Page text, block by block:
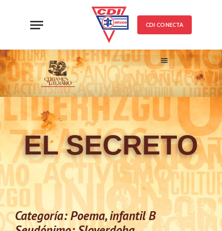
CDI CONECTA
EL SECRETO
Categoría: Poema, infantil B